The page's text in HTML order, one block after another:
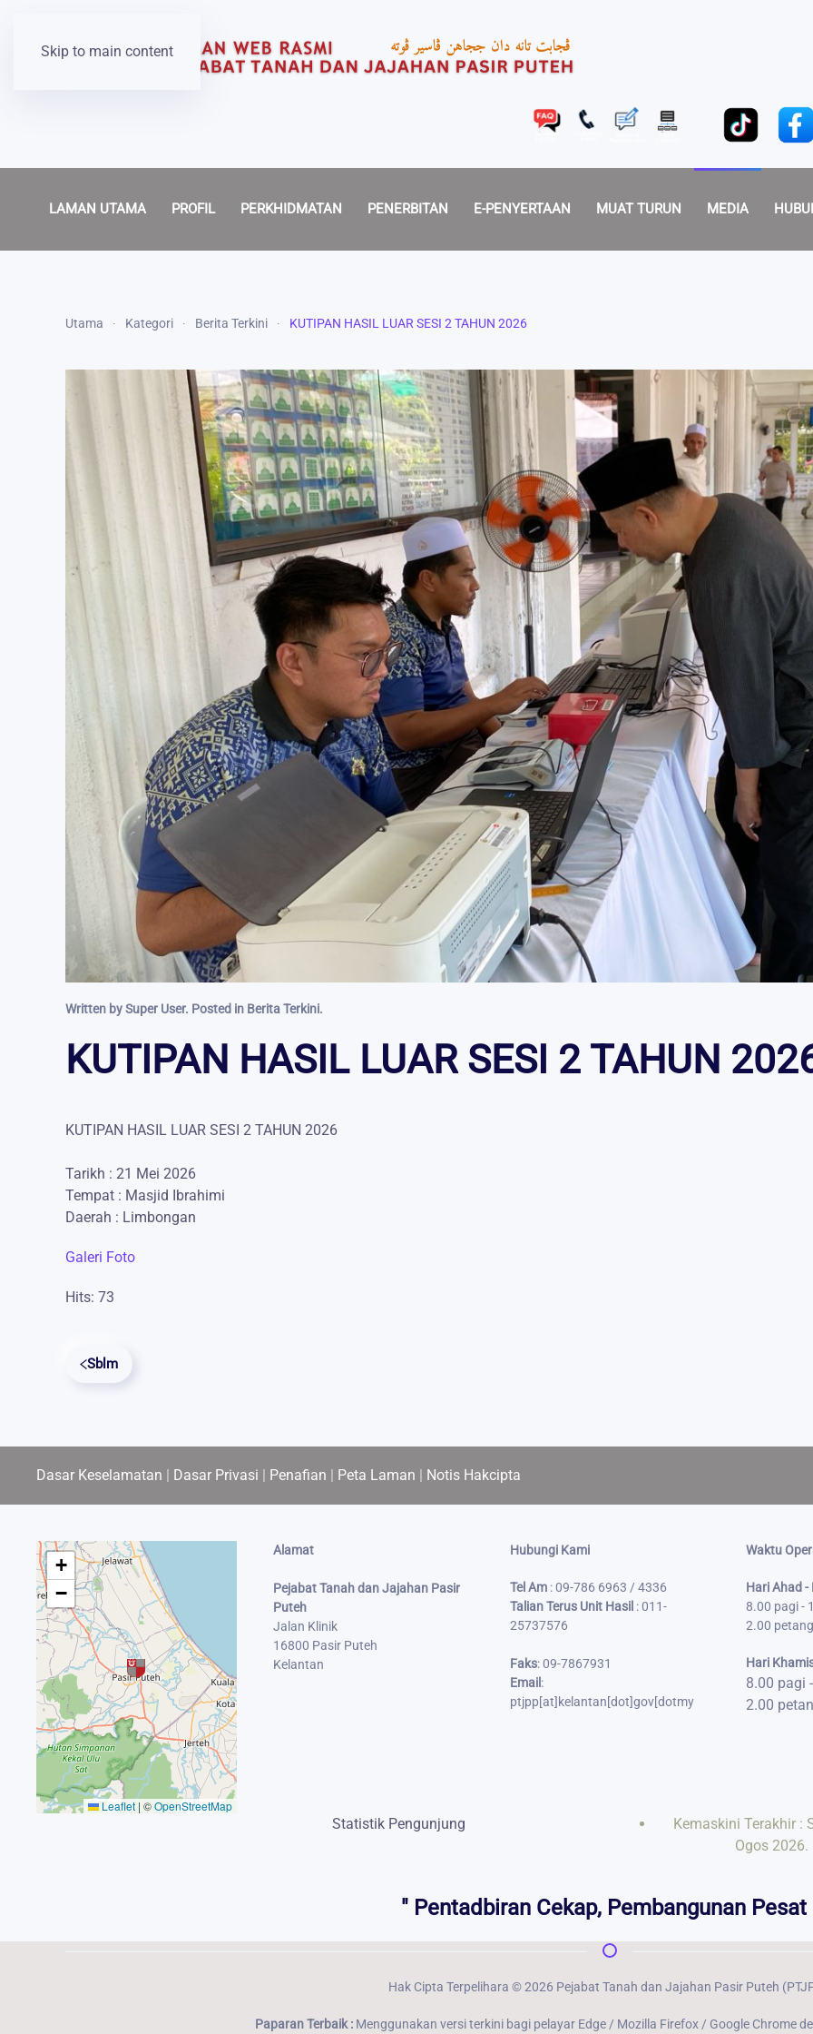
Skip to main content
LAMAN UTAMA PROFIL PERKHIDMATAN PENERBITAN E-PENYERTAAN MUAT TURUN MEDIA
Utama Kategori Berita Terkini KUTIPAN HASIL LUAR SESI 2 TAHUN 2026
Written by Super User. Posted in Berita Terkini.
KUTIPAN HASIL LUAR SESI 2 TAHUN
KUTIPAN HASIL LUAR SESI 2 TAHUN 2026
Tarikh : 21 Mei 2026
Tempat : Masjid Ibrahimi
Daerah : Limbongan
Galeri Foto
Hits: 73
Sblm
Dasar Keselamatan | Dasar Privasi | Penafian | Peta Laman | Notis Hakcipta
+
−
Leaflet | ©OpenStreetMap
Alamat
Pejabat Tanah dan Jajahan Pasir
Puteh
Jalan Klinik
16800 Pasir Puteh
Kelantan
Hubungi Kami
Tel Am: 09-786 6963 / 4336
Talian Terus Unit Hasil : 011-
25737576
Faks:09-7867931
Email :
ptjpp[at]kelantan[dot]gov[dotmy
Waktu
Hari Ahad -
8.00 pagi -
2.00
Hari
8.00 pagi
2.00
Statistik Pengunjung
Kemaskini Terakhir :
Ogos 2026.
" Pentadbiran Cekap, Pembangunan Pesat
Hak Cipta Terpelihara ©2026 Pejabat Tanah dan Jajahan Pasir Puteh
Paparan Terbaik : Menggunakan versi terkini bagi pelayar Edge / Mozilla Firefox / Google Chrome